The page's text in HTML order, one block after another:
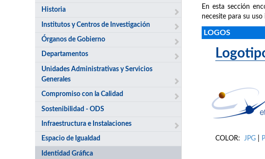
Historia
Institutos y Centros de Investigación
Órganos de Gobierno
Departamentos
Unidades Administrativas y Servicios
Generales
Compromiso con la Calidad
Sostenibilidad - ODS
Infraestructura e Instalaciones
Espacio de Igualdad
Identidad Gráfica
En esta sección
necesite para su
LOGOS
COLOR: JPG